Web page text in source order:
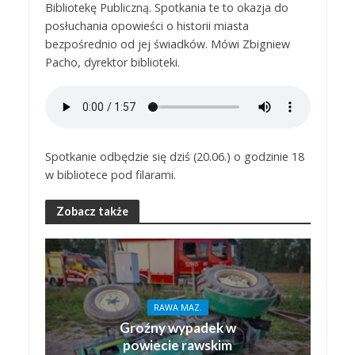
Bibliotekę Publiczną. Spotkania te to okazja do
posłuchania opowieści o historii miasta
bezpośrednio od jej świadków. Mówi Zbigniew
Pacho, dyrektor biblioteki.
Spotkanie odbędzie się dziś (20.06.) o godzinie 18
w bibliotece pod filarami.
Zobacz także
RAWA MAZ.
Groźny wypadek w
powiecie rawskim